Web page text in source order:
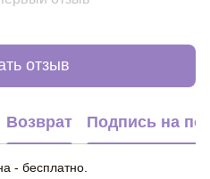
отзыв
Возврат Подпись на
- бесплатно.